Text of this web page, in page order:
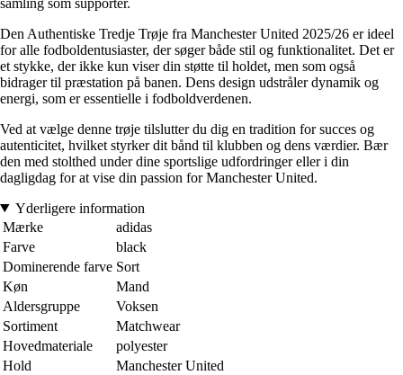
Den Authentiske Tredje Trøje fra Manchester United 2025/26 er ideel
for alle fodboldentusiaster, der søger både stil og funktionalitet. Det er
et stykke, der ikke kun viser din støtte til holdet, men som også
bidrager til præstation på banen. Dens design udstråler dynamik og
energi, som er essentielle i fodboldverdenen.
Ved at vælge denne trøje tilslutter du dig en tradition for succes og
autenticitet, hvilket styrker dit bånd til klubben og dens værdier. Bær
den med stolthed under dine sportslige udfordringer eller i din
dagligdag for at vise din passion for Manchester United.
Yderligere information
Mærke
adidas
Farve
black
Dominerende farve Sort
Køn
Mand
Aldersgruppe
Voksen
Sortiment
Matchwear
Hovedmateriale
polyester
Hold
Manchester United